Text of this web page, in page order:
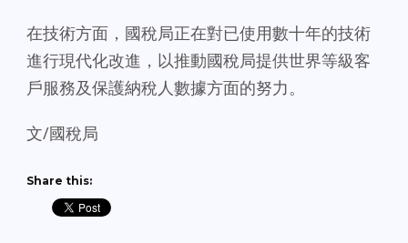
在技術方面，國稅局正在對已使用數十年的技術
進行現代化改進，以推動國稅局提供世界等級客
戶服務及保護納稅人數據方面的努力。
文/國稅局
Share this: